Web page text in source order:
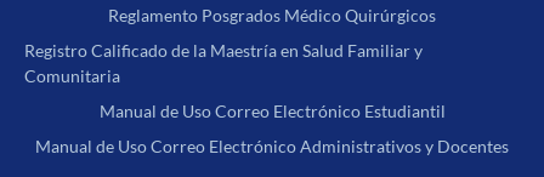
Reglamento Posgrados Médico Quirúrgicos
Registro Calificado de la Maestría en Salud Familiar y
Comunitaria
Manual de Uso Correo Electrónico Estudiantil
Manual de Uso Correo Electrónico Administrativos y Docentes